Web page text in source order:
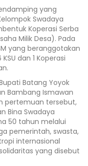
yang
Swadaya
Koperasi Serba
Milik Desa). Pada
yang beranggotakan
dan 1 Koperasi
Batang Yoyok
Bambang Ismawan
pertemuan tersebut,
Bina Swadaya
50 tahun melalui
pemerintah, swasta,
internasional
yang disebut